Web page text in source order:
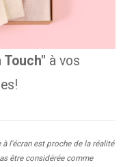
Touch" à vos
l'écran est proche de la réalité
être considérée comme